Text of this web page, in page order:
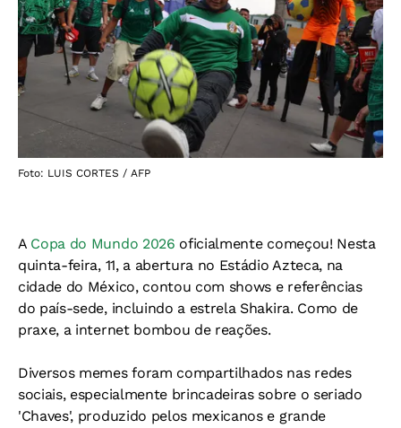
Foto: LUIS CORTES / AFP
A Copa do Mundo 2026 oficialmente começou! Nesta
quinta-feira, 11, a abertura no Estádio Azteca, na
cidade do México, contou com shows e referências
do país-sede, incluindo a estrela Shakira. Como de
praxe, a internet bombou de reações.
Diversos memes foram compartilhados nas redes
sociais, especialmente brincadeiras sobre o seriado
'Chaves', produzido pelos mexicanos e grande